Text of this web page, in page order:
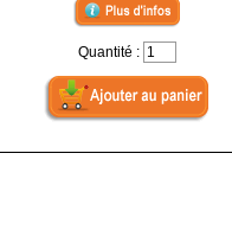
Quantité :